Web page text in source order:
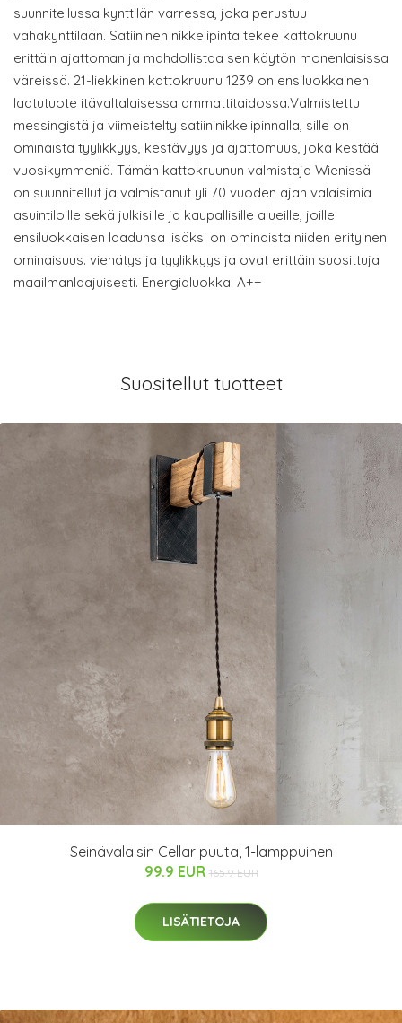
suunnitellussa kynttilän varressa, joka perustuu
vahakynttilään. Satiininen nikkelipinta tekee kattokruunu
erittäin ajattoman ja mahdollistaa sen käytön monenlaisissa
väreissä. 21-liekkinen kattokruunu 1239 on ensiluokkainen
laatutuote itävaltalaisessa ammattitaidossa.Valmistettu
messingistä ja viimeistelty satiininikkelipinnalla, sille on
ominaista tyylikkyys, kestävyys ja ajattomuus, joka kestää
vuosikymmeniä. Tämän kattokruunun valmistaja Wienissä
on suunnitellut ja valmistanut yli 70 vuoden ajan valaisimia
asuintiloille sekä julkisille ja kaupallisille alueille, joille
ensiluokkaisen laadunsa lisäksi on ominaista niiden erityinen
ominaisuus. viehätys ja tyylikkyys ja ovat erittäin suosittuja
maailmanlaajuisesti. Energialuokka: A++
Suositellut tuotteet
Seinävalaisin Cellar puuta, 1-lamppuinen
99.9 EUR 165.9 EUR
LISÄTIETOJA